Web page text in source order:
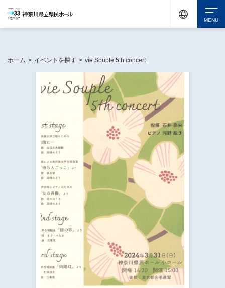
イベントを探す
・ イベント一覧
・ イベントカレンダー
休館中の県民ホールについて
・ 施設概要
・ パイプオルガン
・ 神奈川県民ホールの取り組み
神奈川県立県民ホールSNS
​​​​​​​​​​​​​神奈川県立県民ホール
ギャラリーSNS
チケット購入
ホーム > イベントを探す > vie Souple 5th concert